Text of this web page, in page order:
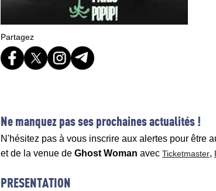
Partagez
Ne manquez pas ses prochaines actualités !
N'hésitez pas à vous inscrire aux alertes pour être
et de la venue de Ghost Woman avec Ticketmaster,
PRESENTATION